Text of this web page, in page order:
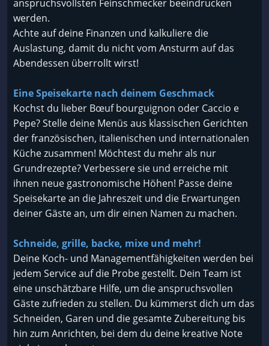
anspruchsvollsten Feinschmecker beeindrucken
werden.
Achte auf deine Finanzen und kalkuliere die
Auslastung, damit du nicht vom Ansturm auf das
Abendessen überrollt wirst!
Eine Speisekarte nach deinem Geschmack
Kochst du lieber Bœuf bourguignon oder Caccio e
Pepe? Stelle deine Menüs aus klassischen Gerichten
der französischen, italienischen und internationalen
Küche zusammen! Möchtest du mehr als nur
Grundrezepte? Verbessere sie und erreiche mit
ihnen neue gastronomische Höhen! Passe deine
Speisekarte an die Jahreszeit und die Erwartungen
deiner Gäste an, um dir einen Namen zu machen.
Schneide, grille, backe, mixe und mehr!
Deine Koch- und Managementfähigkeiten werden bei
jedem Service auf die Probe gestellt. Dein Team ist
eine unschätzbare Hilfe, um die anspruchsvollen
Gäste zufrieden zu stellen. Du kümmerst dich um das
Schneiden, Garen und die gesamte Zubereitung bis
hin zum Anrichten, bei dem du deine kreative Note